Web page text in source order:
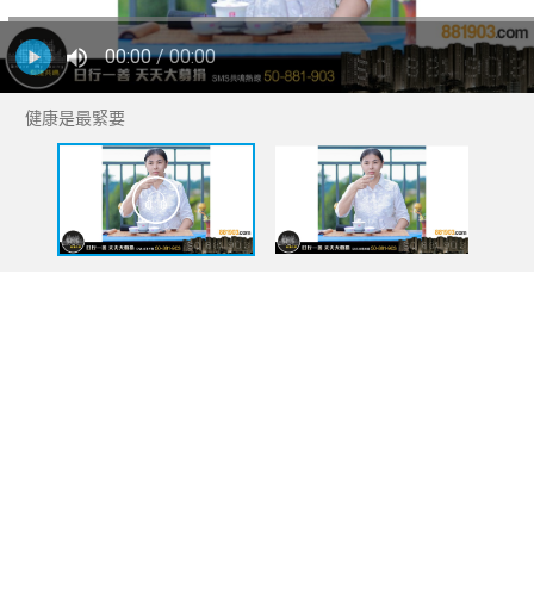
00:00/ 00:00
健康是最緊要